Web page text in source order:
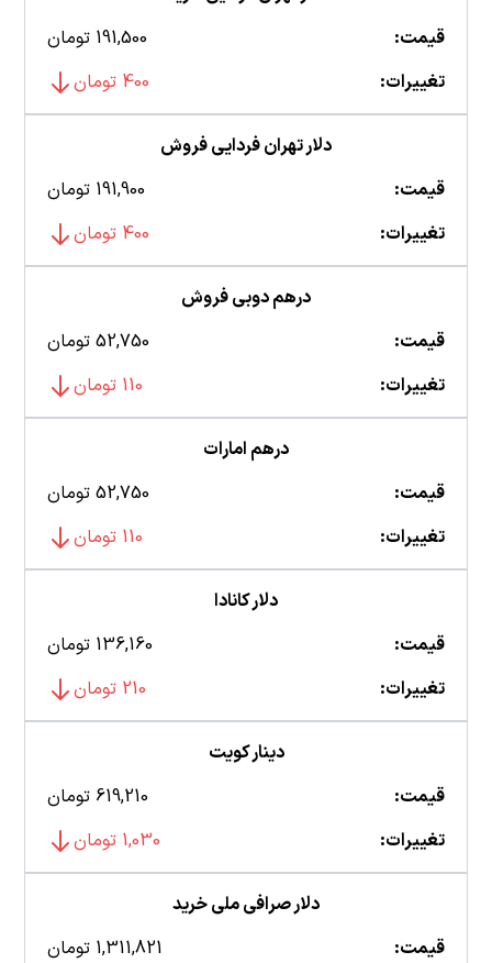
قیمت:
191,500 تومان
تغییرات:
400 تومان
دلار تهران فردایی فروش
قیمت:
191,900 تومان
تغییرات:
400 تومان
درهم دوبی فروش
قیمت:
52,750 تومان
تغییرات:
110 تومان
درهم امارات
قیمت:
52,750 تومان
تغییرات:
110 تومان
دلار کانادا
قیمت:
136,160 تومان
تغییرات:
210 تومان
دینار کویت
قیمت:
619,210 تومان
تغییرات:
1,030 تومان
دلار صرافی ملی خرید
قیمت:
1,311,821 تومان